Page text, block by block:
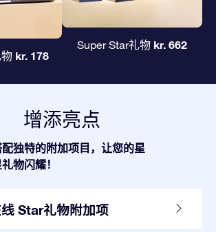
kr. 178
Super Star礼物 kr. 662
增添亮点
独特的附加项目，让您的星
物闪耀！
Star礼物附加项